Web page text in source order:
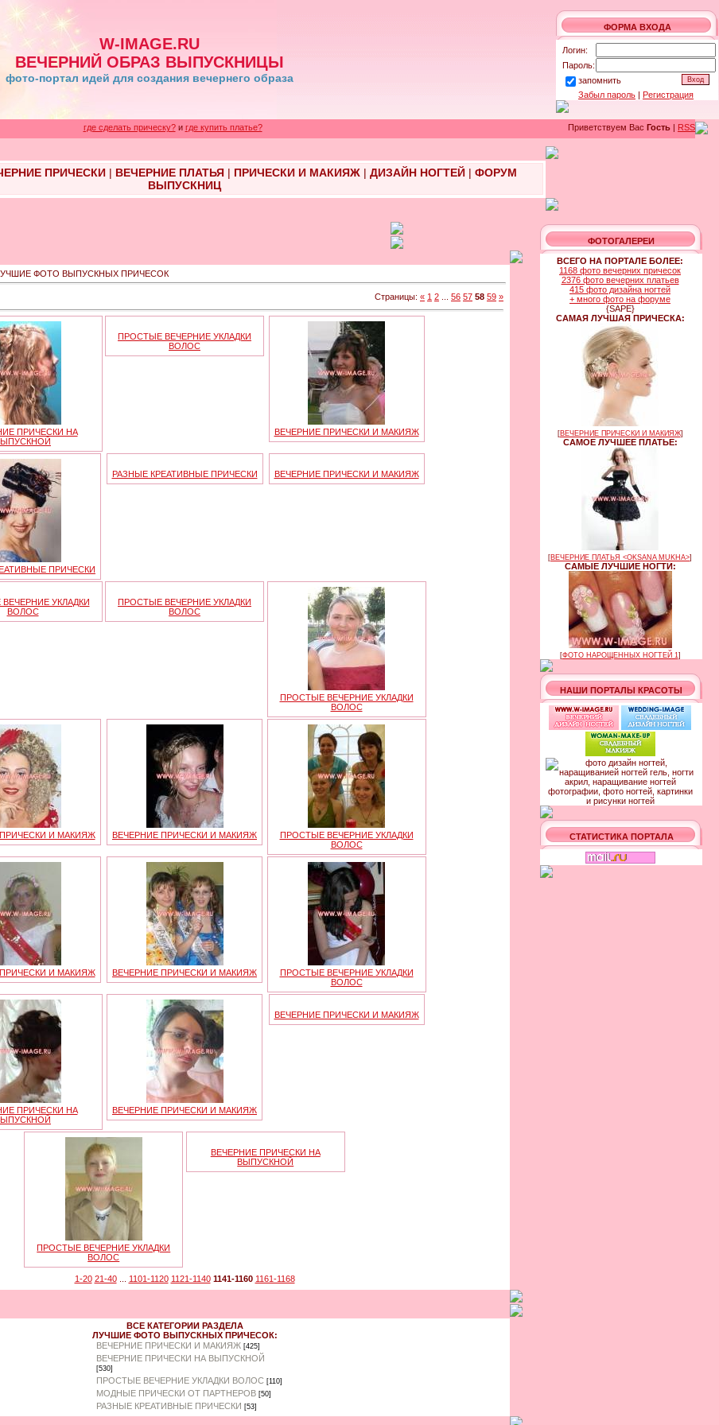
W-IMAGE.RU
ВЕЧЕРНИЙ ОБРАЗ ВЫПУСКНИЦЫ
фото-портал идей для создания вечернего образа
ФОРМА ВХОДА
Логин:
Пароль:
запомнить
Забыл пароль | Регистрация
где сделать прическу?и где купить платье? Приветствуем Вас Гость | RSS
ПРИЧЕСКИ| ВЕЧЕРНИЕ ПЛАТЬЯ| ПРИЧЕСКИ И МАКИЯЖ| ДИЗАЙН НОГТЕЙ| ФОРУМ
ВЫПУСКНИЦ
ФОТО ВЫПУСКНЫХ ПРИЧЕСОК
Страницы: « 1 2 56 57 58 59 »
ПРИЧЕСКИ НА
ПРОСТЫЕ ВЕЧЕРНИЕ УКЛАДКИ
ВОЛОС
ВЕЧЕРНИЕ ПРИЧЕСКИ И МАКИЯЖ
ПРИЧЕСКИ
РАЗНЫЕ КРЕАТИВНЫЕ ПРИЧЕСКИ ВЕЧЕРНИЕ ПРИЧЕСКИ И МАКИЯЖ
УКЛАДКИ
ВОЛОС
ПРОСТЫЕ ВЕЧЕРНИЕ УКЛАДКИ
ВОЛОС
ПРОСТЫЕ ВЕЧЕРНИЕ УКЛАДКИ
ВОЛОС
И МАКИЯЖ ВЕЧЕРНИЕ ПРИЧЕСКИ И МАКИЯЖ
ПРОСТЫЕ ВЕЧЕРНИЕ УКЛАДКИ
ВОЛОС
И МАКИЯЖ ВЕЧЕРНИЕ ПРИЧЕСКИ И МАКИЯЖ
ПРОСТЫЕ ВЕЧЕРНИЕ УКЛАДКИ
ВОЛОС
ПРИЧЕСКИ НА
ВЕЧЕРНИЕ ПРИЧЕСКИ И МАКИЯЖ
ВЕЧЕРНИЕ ПРИЧЕСКИ И МАКИЯЖ
ПРОСТЫЕ ВЕЧЕРНИЕ УКЛАДКИ
ВОЛОС
ВЕЧЕРНИЕ ПРИЧЕСКИ НА
ВЫПУСКНОЙ
1-20 21-40 1101-1120 1121-1140 1141-1160 1161-1168
ВСЕ КАТЕГОРИИ РАЗДЕЛА
ЛУЧШИЕ ФОТО ВЫПУСКНЫХ ПРИЧЕСОК:
ВЕЧЕРНИЕ ПРИЧЕСКИ И МАКИЯЖ [425]
ВЕЧЕРНИЕ ПРИЧЕСКИ НА ВЫПУСКНОЙ
[530]
ПРОСТЫЕ ВЕЧЕРНИЕ УКЛАДКИ ВОЛОС [110]
МОДНЫЕ ПРИЧЕСКИ ОТ ПАРТНЕРОВ [50]
РАЗНЫЕ КРЕАТИВНЫЕ ПРИЧЕСКИ [53]
ФОТОГАЛЕРЕИ
ВСЕГО НА ПОРТАЛЕ БОЛЕЕ:
1168 фото вечерних причесок
2376 фото вечерних платьев
415 фото дизайна ногтей
+ много фото на форуме
{SAPE}
САМАЯ ЛУЧШАЯ ПРИЧЕСКА:
[ВЕЧЕРНИЕ ПРИЧЕСКИ И МАКИЯЖ]
САМОЕ ЛУЧШЕЕ ПЛАТЬЕ:
[ВЕЧЕРНИЕ ПЛАТЬЯ <OKSANA MUKHA>]
САМЫЕ ЛУЧШИЕ НОГТИ:
[ФОТО НАРОЩЕННЫХ НОГТЕЙ 1]
НАШИ ПОРТАЛЫ КРАСОТЫ
СТАТИСТИКА ПОРТАЛА